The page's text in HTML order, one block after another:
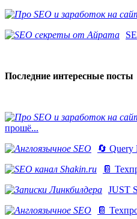
Последние интересные посты
прошё...
🔄 Query
📔
JUST
📔